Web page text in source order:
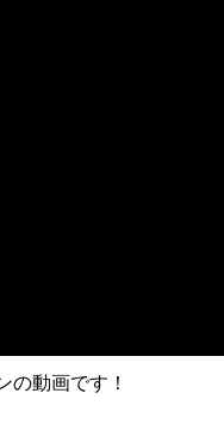
動画です！